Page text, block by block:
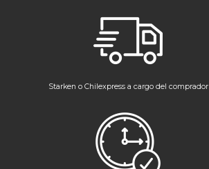
Starken o Chilexpress a cargo del comprador